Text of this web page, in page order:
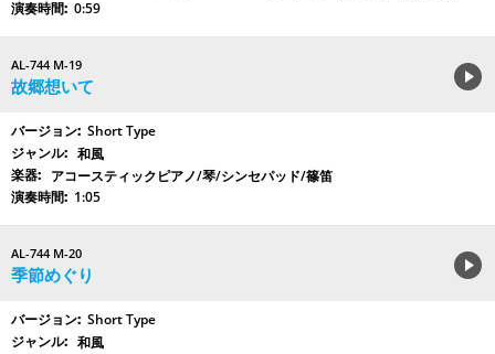
0:59
AL-744 M-19
故郷想いて
Short Type
和風
アコースティックピアノ/琴/シンセパッド/篠笛
1:05
AL-744 M-20
季節めぐり
Short Type
和風